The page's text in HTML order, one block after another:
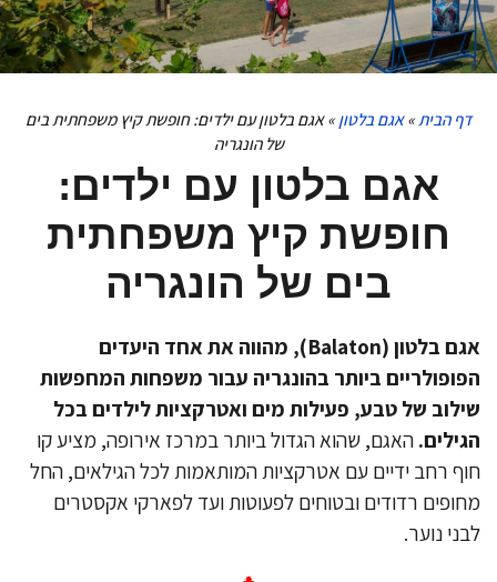
הבית»אגם בלטון»אגם בלטון עם ילדים: חופשת קיץ משפחתית בים
של הונגריה
אגם בלטון עם ילדים:
חופשת קיץ משפחתית
בים של הונגריה
אגם בלטון (Balaton), מהווה את אחד היעדים
ביותר בהונגריה עבור משפחות המחפשות
של טבע, פעילות מים ואטרקציות לילדים בכל
האגם, שהוא הגדול ביותר במרכז אירופה, מציע קו
רחב ידיים עם אטרקציות המותאמות לכל הגילאים, החל
רדודים ובטוחים לפעוטות ועד לפארקי אקסטרים
נוער.